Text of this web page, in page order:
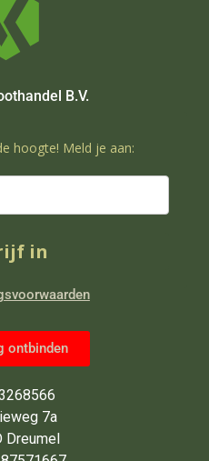
B.V.
hoogte! Meld je aan:
in
ontbinden
7a
Dreumel